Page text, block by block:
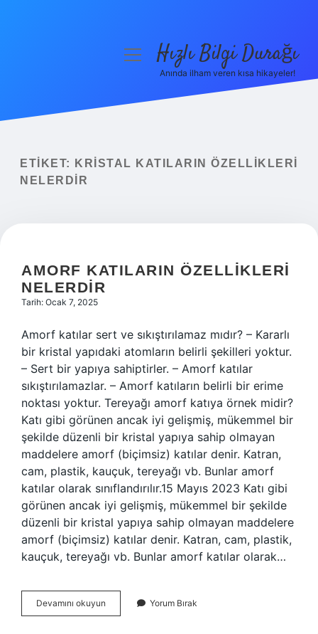
Yasal Uyarı
menüyüHızlı Bilgi Durağı
Anında ilham veren kısa hikayeler!
ETIKET:
KRISTAL KATILARIN ÖZELLIKLERI
NELERDIR
AMORF KATILARIN ÖZELLIKLERI
NELERDIR
Tarih: Ocak 7, 2025
Amorf katılar sert ve sıkıştırılamaz mıdır? – Kararlı
bir kristal yapıdaki atomların belirli şekilleri yoktur.
– Sert bir yapıya sahiptirler. – Amorf katılar
sıkıştırılamazlar. – Amorf katıların belirli bir erime
noktası yoktur. Tereyağı amorf katıya örnek midir?
Katı gibi görünen ancak iyi gelişmiş, mükemmel bir
şekilde düzenli bir kristal yapıya sahip olmayan
maddelere amorf (biçimsiz) katılar denir. Katran,
cam, plastik, kauçuk, tereyağı vb. Bunlar amorf
katılar olarak sınıflandırılır.15 Mayıs 2023 Katı gibi
görünen ancak iyi gelişmiş, mükemmel bir şekilde
düzenli bir kristal yapıya sahip olmayan maddelere
amorf (biçimsiz) katılar denir. Katran, cam, plastik,
kauçuk, tereyağı vb. Bunlar amorf katılar olarak…
Devamını okuyun
Katıların
Yorum Bırak